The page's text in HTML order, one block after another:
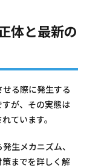
体と最新の
せる際に発生する
が、その実態は
ています。
生メカニズム、
までを詳しく解